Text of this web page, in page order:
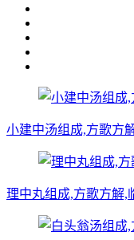
小建中汤组成,方歌方
理中丸组成,方歌方解,